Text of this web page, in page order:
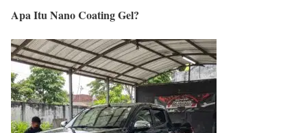
Apa Itu Nano Coating Gel?